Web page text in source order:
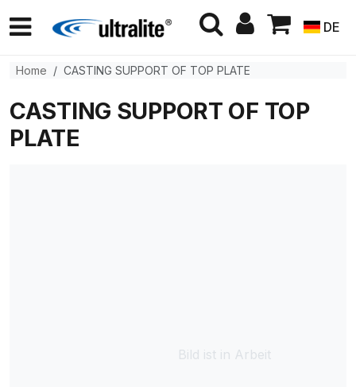
DE
Home CASTING SUPPORT OF TOP PLATE
CASTING SUPPORT OF TOP
PLATE
Bild ist in Arbeit